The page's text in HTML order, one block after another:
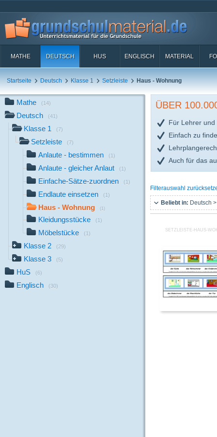
MATHE DEUTSCH HUS ENGLISCH MATERIAL
Startseite Deutsch Klasse 1 Setzleiste Haus - Wohnung
Mathe (14)
Deutsch (41)
Klasse 1 (7)
Setzleiste (7)
Anlaute - bestimmen (1)
Anlaute - gleicher Anlaut (1)
Einfache-Sätze-zuordnen (1)
Endlaute einsetzen (1)
Haus - Wohnung (1)
Kleidungsstücke (1)
Möbelstücke (1)
Klasse 2 (29)
Klasse 3 (5)
HuS (6)
Englisch (30)
ÜBER
Für Lehrer und
Einfach zu
Auch für das
Filterauswahl
Beliebt in: Deutsch
SETZLEISTE-HAUS-